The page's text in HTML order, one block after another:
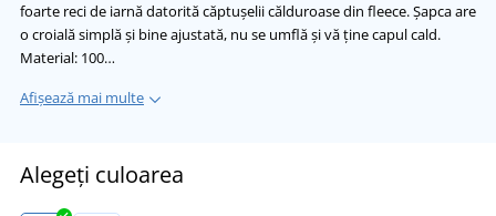
foarte reci de iarnă datorită căptușelii călduroase din fleece. Șapca are
o croială simplă și bine ajustată, nu se umflă și vă ține capul cald.
Material: 100…
Afișează mai multe
Alegeți culoarea